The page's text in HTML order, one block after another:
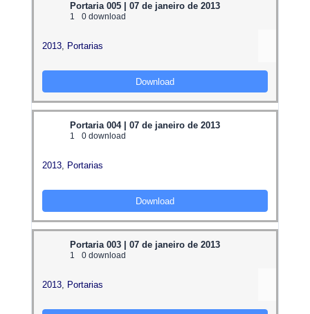
Portaria 005 | 07 de janeiro de 2013
1 0 download
2013, Portarias
Download
Portaria 004 | 07 de janeiro de 2013
1 0 download
2013, Portarias
Download
Portaria 003 | 07 de janeiro de 2013
1 0 download
2013, Portarias